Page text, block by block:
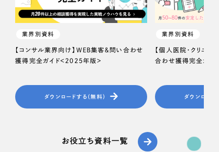
業界別資料
【コンサル業界向け】WEB集客＆問い合わせ
獲得完全ガイド＜2025年版＞
ダウンロードする（無料）
業界別資料
【個人医院・クリニッ
合わせ獲得完全ガイ
ダウンロード
お役立ち資料一覧